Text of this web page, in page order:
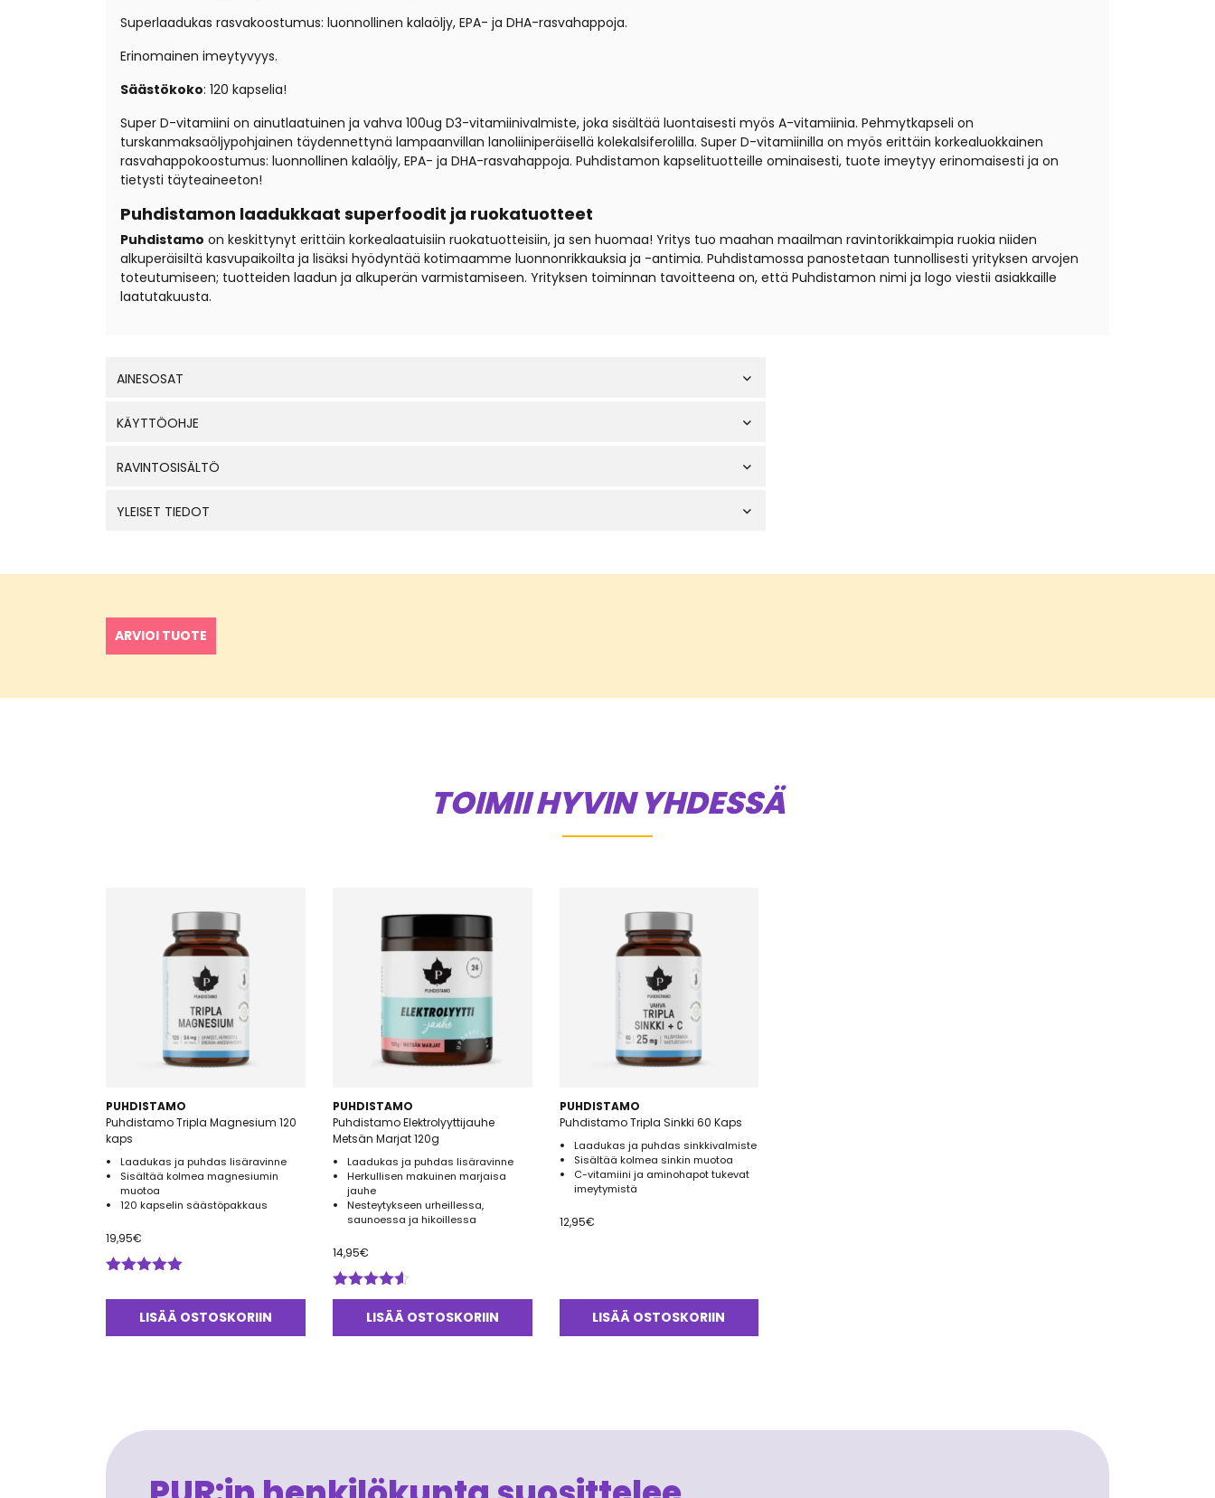
Superlaadukas rasvakoostumus: luonnollinen kalaöljy, EPA- ja DHA-rasvahappoja.
Erinomainen imeytyvyys.
Säästökoko: 120 kapselia!
Super D-vitamiini on ainutlaatuinen ja vahva 100ug D3-vitamiinivalmiste, joka sisältää luontaisesti myös A-vitamiinia. Pehmytkapseli on
turskanmaksaöljypohjainen täydennettynä lampaanvillan lanoliiniperäisellä kolekalsiferolilla. Super D-vitamiinilla on myös erittäin korkealuokkainen
rasvahappokoostumus: luonnollinen kalaöljy, EPA- ja DHA-rasvahappoja. Puhdistamon kapselituotteille ominaisesti, tuote imeytyy erinomaisesti ja on
tietysti täyteaineeton!
Puhdistamon laadukkaat superfoodit ja ruokatuotteet
Puhdistamo on keskittynyt erittäin korkealaatuisiin ruokatuotteisiin, ja sen huomaa! Yritys tuo maahan maailman ravintorikkaimpia ruokia niiden
alkuperäisiltä kasvupaikoilta ja lisäksi hyödyntää kotimaamme luonnonrikkauksia ja -antimia. Puhdistamossa panostetaan tunnollisesti yrityksen arvojen
toteutumiseen; tuotteiden laadun ja alkuperän varmistamiseen. Yrityksen toiminnan tavoitteena on, että Puhdistamon nimi ja logo viestii asiakkaille
laatutakuusta.
AINESOSAT
KÄYTTÖOHJE
RAVINTOSISÄLTÖ
YLEISET TIEDOT
ARVIOI TUOTE
TOIMII HYVIN YHDESSÄ
PUHDISTAMO
Puhdistamo Tripla Magnesium 120
kaps
Laadukas ja puhdas lisäravinne
Sisältää kolmea magnesiumin
muotoa
120 kapselin säästöpakkaus
19,95€
tuotteesta:
/ 5
LISÄÄ OSTOSKORIIN
PUHDISTAMO
Puhdistamo Elektrolyyttijauhe
Metsän Marjat 120g
Laadukas ja puhdas lisäravinne
Herkullisen makuinen marjaisa
jauhe
Nesteytykseen urheillessa,
saunoessa ja hikoillessa
14,95€
Arvostelu
tuotteesta:
LISÄÄ OSTOSKORIIN
PUHDISTAMO
Puhdistamo Tripla Sinkki 60 Kaps
Laadukas ja puhdas sinkkivalmiste
Sisältää kolmea sinkin muotoa
C-vitamiini ja aminohapot tukevat
imeytymistä
12,95€
LISÄÄ OSTOSKORIIN